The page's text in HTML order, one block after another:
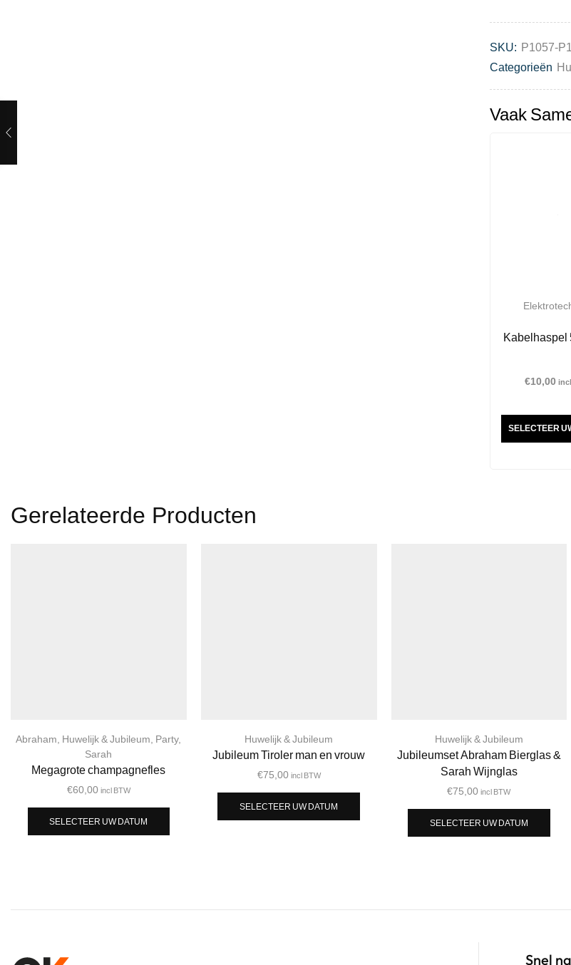
SKU: P1057-
Categorieën
Vaak
Kabelhaspel
€10,00
SELECTEER
Gerelateerde Producten
Abraham Huwelijk & Jubileum Party,
Sarah
Megagrote champagnefles
€60,00 incl BTW
SELECTEER UW DATUM
Huwelijk & Jubileum
Jubileum Tiroler man en vrouw
€75,00 incl BTW
SELECTEER UW DATUM
Huwelijk & Jubileum
Jubileumset Abraham Bierglas &
Sarah Wijnglas
€75,00 incl BTW
SELECTEER UW DATUM
Snel